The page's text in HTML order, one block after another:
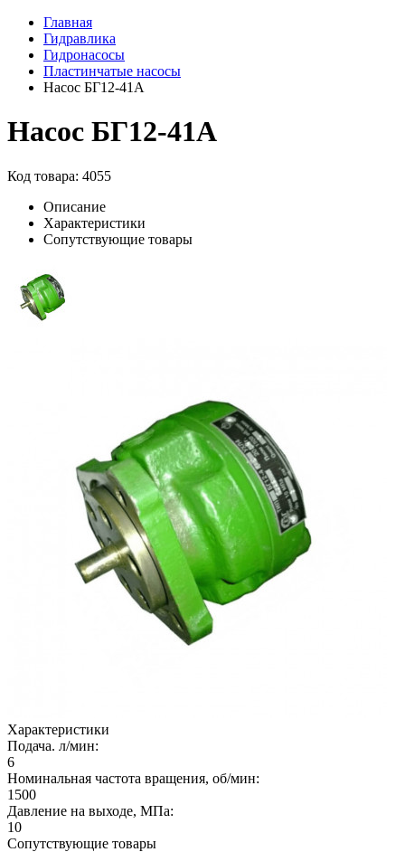
Главная
Гидравлика
Гидронасосы
Пластинчатые насосы
Насос БГ12-41А
Насос БГ12-41А
Код товара: 4055
Описание
Характеристики
Сопутствующие товары
Характеристики
Подача. л/мин:
6
Номинальная частота вращения, об/мин:
1500
Давление на выходе, МПа:
10
Сопутствующие товары